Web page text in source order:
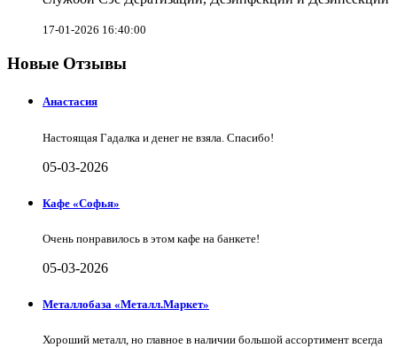
17-01-2026 16:40:00
Новые Отзывы
Анастасия
Настоящая Гадалка и денег не взяла. Спасибо!
05-03-2026
Кафе «Софья»
Очень понравилось в этом кафе на банкете!
05-03-2026
Металлобаза «Металл.Маркет»
Хороший металл, но главное в наличии большой ассортимент всегда